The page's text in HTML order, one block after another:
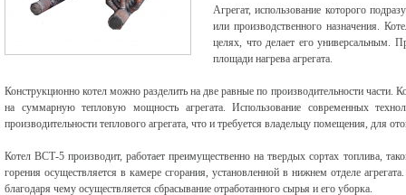
Агрегат, использование которого
или производственного назначения.
целях, что делает его универсальным.
площади нагрева агрегата.
Конструкционно котел можно разделить на две равные по производительности части.
на суммарную тепловую мощность агрегата. Использование современных
производительности теплового агрегата, что и требуется владельцу помещения, для
Котел ВСТ-5 производит, работает преимущественно на твердых сортах топлива,
горения осуществляется в камере сгорания, установленной в нижнем отделе
благодаря чему осуществляется сбрасывание отработанного сырья и его уборка.